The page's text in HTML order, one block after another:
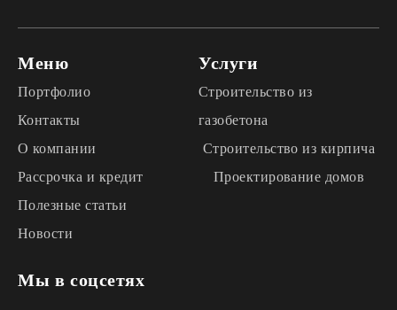
Меню
Портфолио
Контакты
О компании
Рассрочка и кредит
Полезные статьи
Новости
Мы в соцсетях
Услуги
Строительство из
газобетона
Строительство из кирпича
Проектирование домов